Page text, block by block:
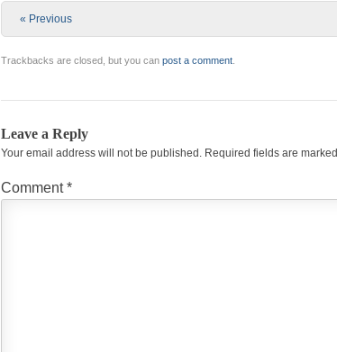
« Previous
Trackbacks are closed, but you can post a comment.
Leave a Reply
Your email address will not be published. Required fields are marked
Comment*